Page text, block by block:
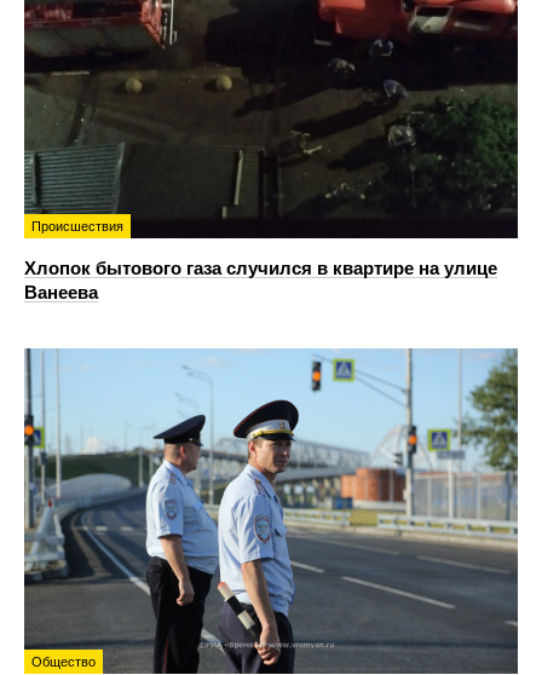
Происшествия
Хлопок бытового газа случился в квартире на улице
Ванеева
Общество